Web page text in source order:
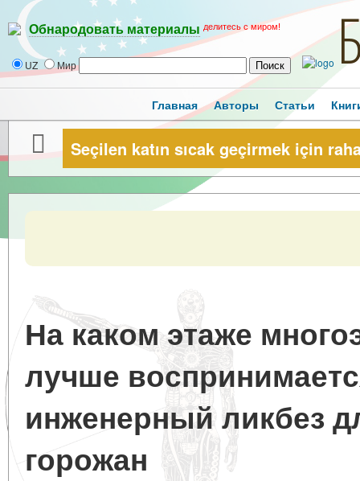
Обнародовать материалы делитесь с миром!
UZ Мир
Главная Авторы Статьи
Seçilen katın sıcak geçirmek için
На каком этаже
лучше
инженерный ликбез
горожан